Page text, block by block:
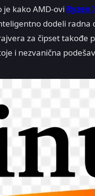
kako AMD-ovi Ryzen
dodeli radna
za čipset takođe
i nezvanična